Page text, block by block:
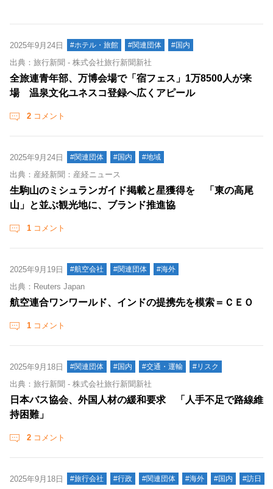
2025年9月24日 #ホテル・旅館 #関連団体 #国内
出典：旅行新聞 - 株式会社旅行新聞新社
全旅連青年部、万博会場で「宿フェス」1万8500人が来
場 温泉文化ユネスコ登録へ広くアピール
2 コメント
2025年9月24日 #関連団体 #国内 #地域
出典：産経新聞：産経ニュース
生駒山のミシュランガイド掲載と星獲得を 「東の高尾
山」と並ぶ観光地に、ブランド推進協
1 コメント
2025年9月19日 #航空会社 #関連団体 #海外
出典：Reuters Japan
航空連合ワンワールド、インドの提携先を模索＝ＣＥＯ
1 コメント
2025年9月18日 #関連団体 #国内 #交通・運輸 #リスク
出典：旅行新聞 - 株式会社旅行新聞新社
日本バス協会、外国人材の緩和要求 「人手不足で路線維
持困難」
2 コメント
2025年9月18日 #旅行会社 #行政 #関連団体 #海外 #国内 #訪日